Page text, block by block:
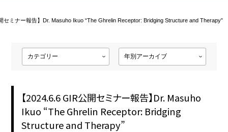
セミナー報告】Dr. Masuho Ikuo “The Ghrelin Receptor: Bridging Structure and Therapy”
【2024.6.6 GIR公開セミナー報告】Dr. Masuho
Ikuo “The Ghrelin Receptor: Bridging
Structure and Therapy”